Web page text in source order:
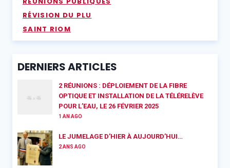
RÉVISION DU PLU
SAINT RIOM
DERNIERS ARTICLES
2 RÉUNIONS : DÉPLOIEMENT DE LA FIBRE
OPTIQUE ET INSTALLATION DE LA TÉLÉRELÈVE
POUR L’EAU, LE 26 FÉVRIER 2025
1 AN AGO
LE JUMELAGE D’HIER À AUJOURD’HUI…
2 ANS AGO